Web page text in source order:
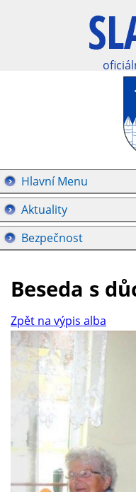
Hlavní Menu
Aktuality
Bezpečnost
Beseda s
Zpět na výpis alba